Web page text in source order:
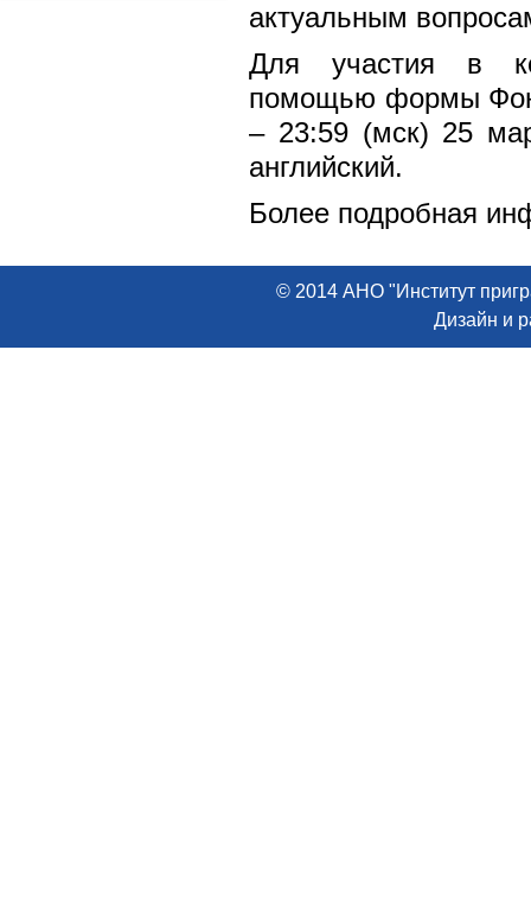
актуальным
Для участия в
помощью формы
– 23:59 (мск) 25
английский.
Более подробная
© 2014 АНО "Институт
Дизайн и